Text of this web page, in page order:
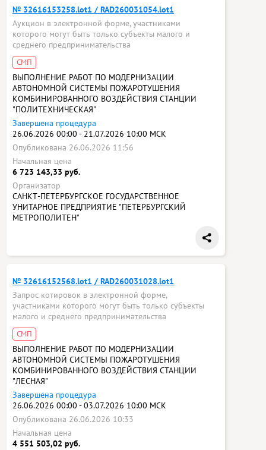
№ 32616153258.lot1 / RAD260031054.lot1
Аукцион в электронной форме, участниками
которого могут быть только субъекты малого и
среднего предпринимательства
СМП
ВЫПОЛНЕНИЕ РАБОТ ПО МОДЕРНИЗАЦИИ
АВТОНОМНОЙ СИСТЕМЫ ПОЖАРОТУШЕНИЯ
КОМБИНИРОВАННОГО ВОЗДЕЙСТВИЯ СТАНЦИИ
"ПОЛИТЕХНИЧЕСКАЯ"
Завершена процедура
26.06.2026 00:00 - 21.07.2026 10:00 МСК
Опубликована 26.06.2026 11:56
Начальная цена
6 723 143,33 руб.
Организатор
САНКТ-ПЕТЕРБУРГСКОЕ ГОСУДАРСТВЕННОЕ
УНИТАРНОЕ ПРЕДПРИЯТИЕ "ПЕТЕРБУРГСКИЙ
МЕТРОПОЛИТЕН"
№ 32616152568.lot1 / RAD260031028.lot1
Запрос котировок в электронной форме,
участниками которого могут быть только субъекты
малого и среднего предпринимательства
СМП
ВЫПОЛНЕНИЕ РАБОТ ПО МОДЕРНИЗАЦИИ
АВТОНОМНОЙ СИСТЕМЫ ПОЖАРОТУШЕНИЯ
КОМБИНИРОВАННОГО ВОЗДЕЙСТВИЯ СТАНЦИИ
"ЛЕСНАЯ"
Завершена процедура
26.06.2026 00:00 - 03.07.2026 10:00 МСК
Опубликована 26.06.2026 10:33
Начальная цена
4 551 503,02 руб.